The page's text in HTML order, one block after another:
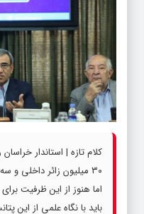
کلام تازه | استاندار
۳۰ میلیون زائر داخلی
اما هنوز از این ظرفیت برای
باید با نگاه علمی از این